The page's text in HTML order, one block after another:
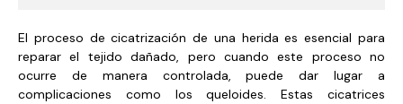
El proceso de cicatrización de una herida es esencial para
reparar el tejido dañado, pero cuando este proceso no
ocurre de manera controlada, puede dar lugar a
complicaciones como los queloides. Estas cicatrices